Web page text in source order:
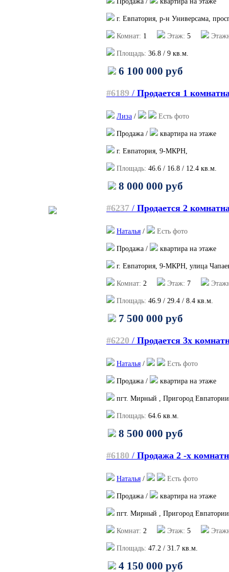
г. Евпатория, р-н Универсама,
Комнат: 1 Этаж: 5
Площадь: 36.8 / 9 кв.м.
6 100 000 руб
#6189 / Продается 1
Лиза / Есть фото
Продажа / квартира на этаже
г. Евпатория, 9-МКРН,
Площадь: 46.6 / 16.8 / 12.4 кв.м.
8 000 000 руб
#6237 / Продается 2
Наталья / Есть фото
Продажа / квартира на этаже
г. Евпатория, 9-МКРН, улица
Комнат: 2 Этаж: 7
Площадь: 46.9 / 29.4 / 8.4 кв.м.
7 500 000 руб
#6220 / Продается 3х
Наталья / Есть фото
Продажа / квартира на этаже
пгт. Мирный , Пригород
Площадь: 64.6 кв.м.
8 500 000 руб
#6180 / Продажа 2 -х
Наталья / Есть фото
Продажа / квартира на этаже
пгт. Мирный , Пригород
Комнат: 2 Этаж: 5
Площадь: 47.2 / 31.7 кв.м.
4 150 000 руб